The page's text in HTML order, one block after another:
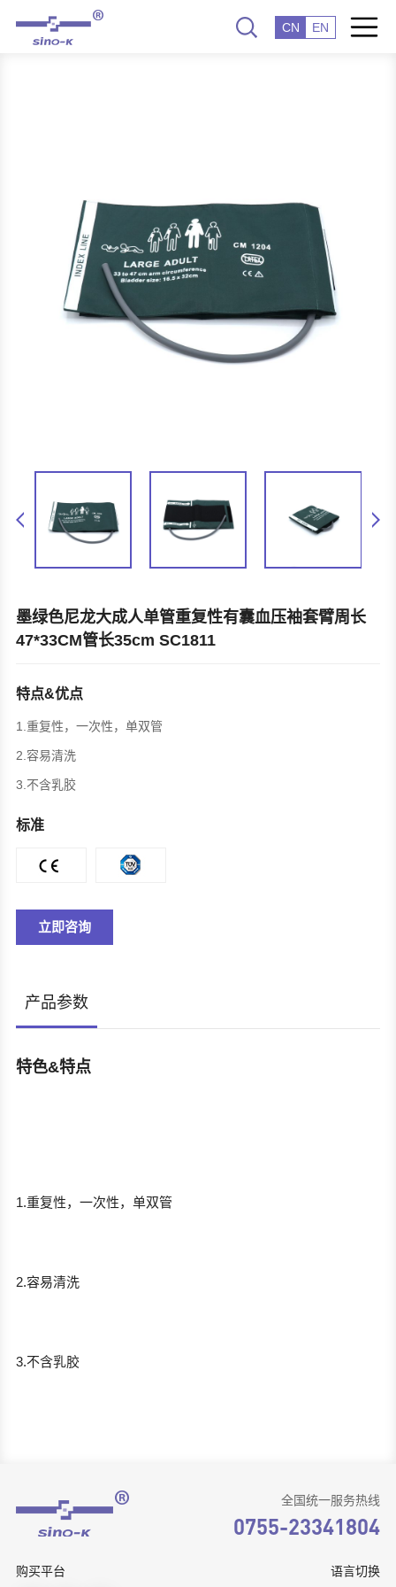
CN EN
墨绿色尼龙大成人单管重复性有囊血压袖套臂周长
47*33CM管长35cm SC1811
特点&优点
1.重复性，一次性，单双管
2.容易清洗
3.不含乳胶
标准
立即咨询
产品参数
特色&特点
1.重复性，一次性，单双管
2.容易清洗
3.不含乳胶
全国统一服务热线
0755-23341804
购买平台 语言切换